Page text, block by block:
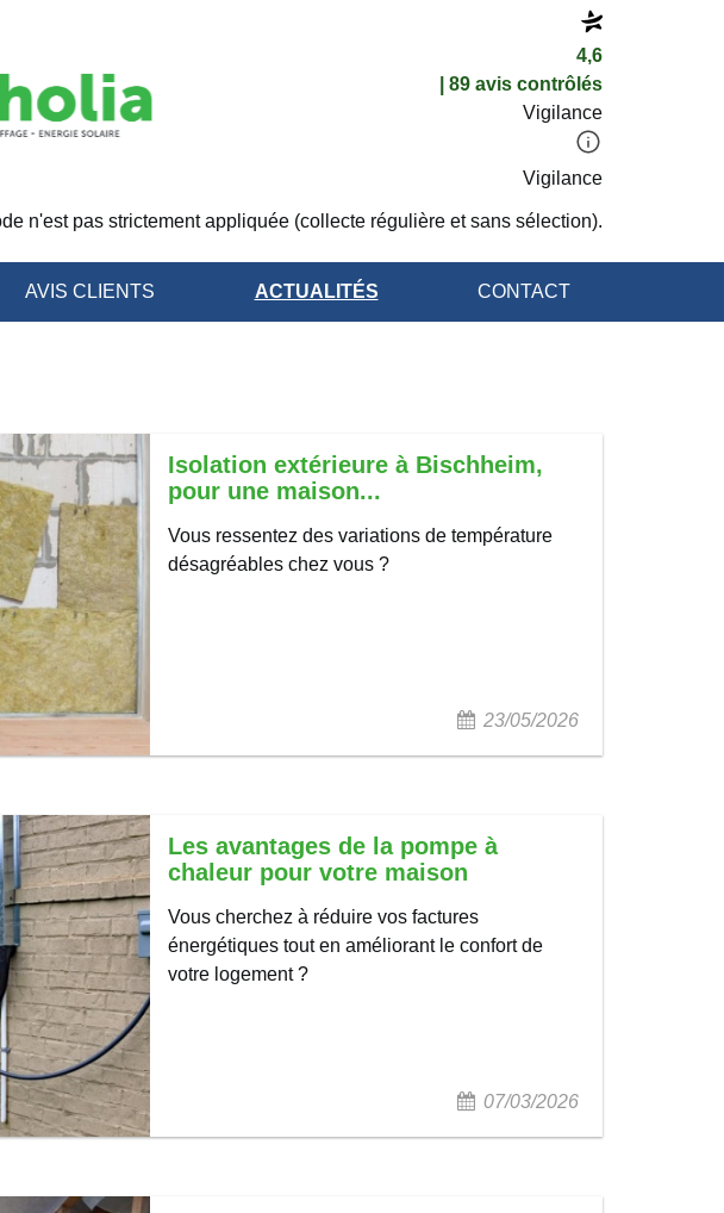
4,6
| 89 avis contrôlés
Vigilance
Vigilance
n'est pas strictement appliquée (collecte régulière et sans sélection).
AVIS CLIENTS ACTUALITÉS CONTACT
Isolation extérieure à Bischheim,
pour une maison...
Vous ressentez des variations de température
désagréables chez vous ?
23/05/2026
Les avantages de la pompe à
chaleur pour votre maison
Vous cherchez à réduire vos factures
énergétiques tout en améliorant le confort de
votre logement ?
07/03/2026